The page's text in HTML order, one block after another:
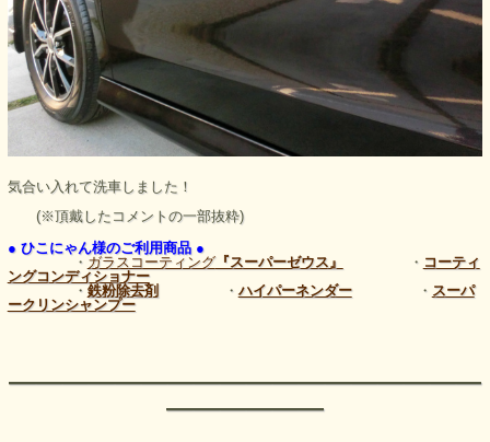
気合い入れて洗車しました！
(※頂戴したコメントの一部抜粋)
● ひこにゃん様のご利用商品 ●
・ ガラスコーティング『スーパーゼウス』 ・ コーティ
ングコンディショナー
・ 鉄粉除去剤 ・ ハイパーネンダー・ スーパ
ークリンシャンプー
――――――――――――――――――
――――――